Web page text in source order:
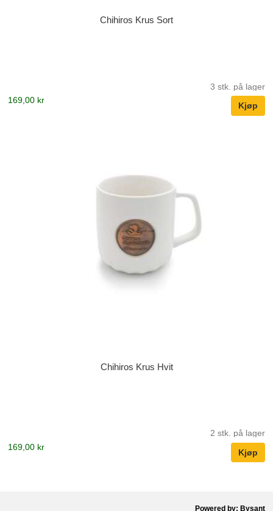
Chihiros Krus Sort
3 stk. på lager
169,00 kr
Chihiros Krus Hvit
2 stk. på lager
169,00 kr
Powered by: Bysant